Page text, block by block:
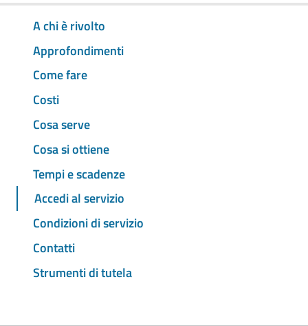
A chi è rivolto
Approfondimenti
Come fare
Costi
Cosa serve
Cosa si ottiene
Tempi e scadenze
Accedi al servizio
Condizioni di servizio
Contatti
Strumenti di tutela